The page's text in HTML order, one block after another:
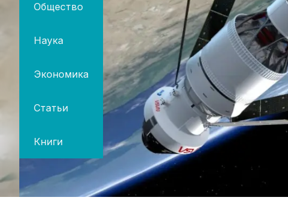
Общество
Наука
Экономика
Статьи
Книги